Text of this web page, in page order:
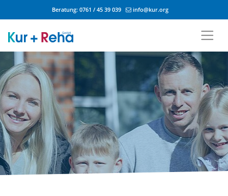
Beratung: 0761 / 45 39 039 info@kur.org